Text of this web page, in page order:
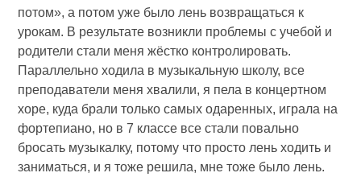
потом», а потом уже было лень возвращаться к
урокам. В результате возникли проблемы с учебой и
родители стали меня жёстко контролировать.
Параллельно ходила в музыкальную школу, все
преподаватели меня хвалили, я пела в концертном
хоре, куда брали только самых одаренных, играла на
фортепиано, но в 7 классе все стали повально
бросать музыкалку, потому что просто лень ходить и
заниматься, и я тоже решила, мне тоже было лень.